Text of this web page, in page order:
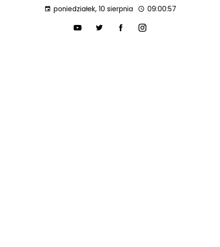
poniedziałek, 10 sierpnia 09:00:58